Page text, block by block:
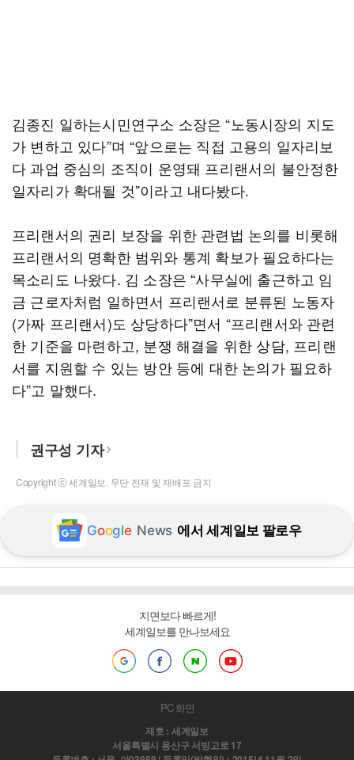
김종진 일하는시민연구소 소장은 “노동시장의 지도
가 변하고 있다”며 “앞으로는 직접 고용의 일자리보
다 과업 중심의 조직이 운영돼 프리랜서의 불안정한
일자리가 확대될 것”이라고 내다봤다.
프리랜서의 권리 보장을 위한 관련법 논의를 비롯해
프리랜서의 명확한 범위와 통계 확보가 필요하다는
목소리도 나왔다. 김 소장은 “사무실에 출근하고 임
금 근로자처럼 일하면서 프리랜서로 분류된 노동자
(가짜 프리랜서)도 상당하다”면서 “프리랜서와 관련
한 기준을 마련하고, 분쟁 해결을 위한 상담, 프리랜
서를 지원할 수 있는 방안 등에 대한 논의가 필요하
다”고 말했다.
권구성 기자
Copyright ⓒ 세계일보. 무단 전재 및 재배포 금지
Google News 에서 세계일보 팔로우
지면보다 빠르게!
세계일보를 만나보세요
PC 화면
제호 : 세계일보
서울특별시 용산구 서빙고로 17